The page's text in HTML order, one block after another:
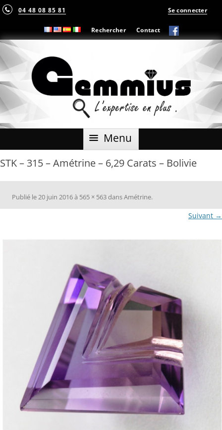
04 48 08 85 81
Rechercher Contact
Se connecter
Menu Aller
STK – 315 – Amétrine – 6,29 Carats – Bolivie
Publié le20 juin 2016à 565 × 563dansAmétrine.
Suivant →